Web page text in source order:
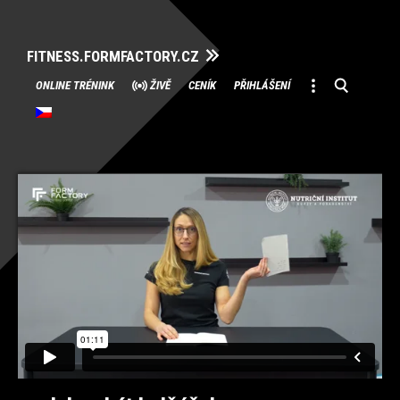
FITNESS.FORMFACTORY.CZ
Přeskočit
na
obsah
ONLINE TRÉNINK ŽIVĚ CENÍK PŘIHLÁŠENÍ